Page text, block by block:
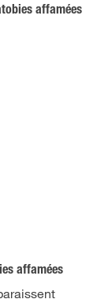
affamées
affamées